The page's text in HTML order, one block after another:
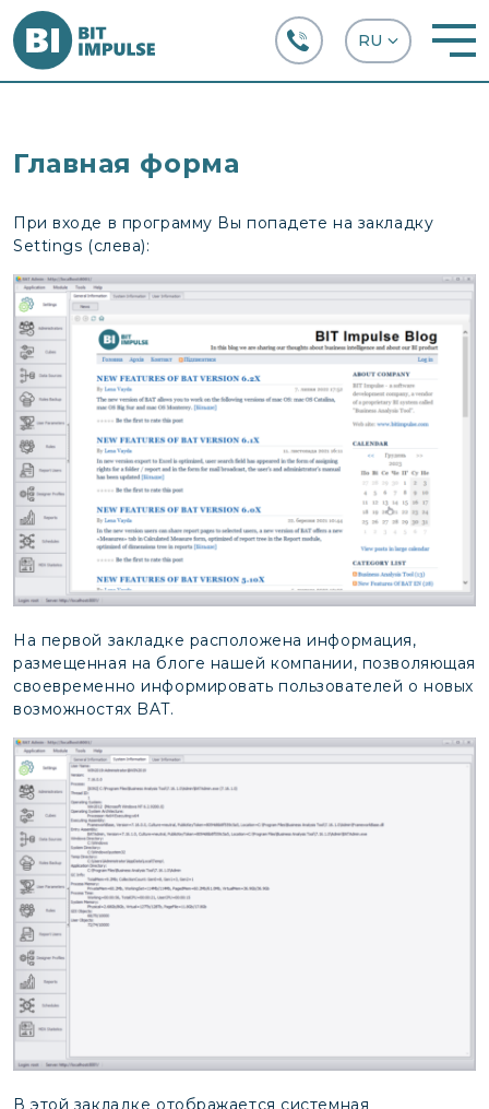
Главная форма
При входе в программу Вы попадете на закладку
Settings (слева):
На первой закладке расположена информация,
размещенная на блоге нашей компании, позволяющая
своевременно информировать пользователей о новых
возможностях BAT.
В этой закладке отображается системная